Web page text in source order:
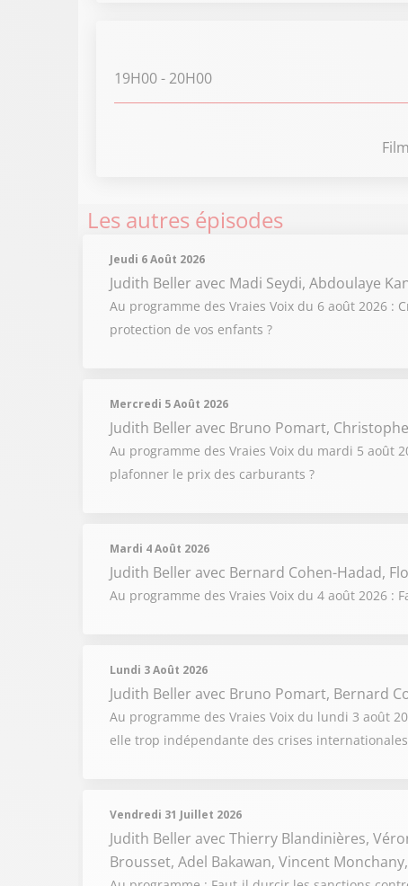
19H00- 20H00
Les autres épisodes
Jeudi 6 Août 2026
Judith Beller avec Madi Seydi, Abdoulaye
Au programme des Vraies Voix du 6 août 2026
protection de vos enfants ?
Mercredi 5 Août 2026
Judith Beller avec Bruno Pomart,
Au programme des Vraies Voix du mardi 5 août
plafonner le prix des carburants ?
Mardi 4 Août 2026
Judith Beller avec Bernard Cohen-Hadad,
Au programme des Vraies Voix du 4 août 2026 :
Lundi 3 Août 2026
Judith Beller avec Bruno Pomart, Bernard
Au programme des Vraies Voix du lundi 3 août
elle trop indépendante des crises
Vendredi 31 Juillet 2026
Judith Beller avec Thierry Blandinières,
Brousset, Adel Bakawan, Vincent